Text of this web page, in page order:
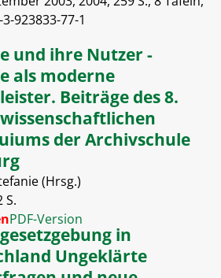
923833-77-1
und ihre Nutzer -
als moderne
Beiträge des 8.
der Archivschule
(Hrsg.)
S.
PDF-Version
in
Ungeklärte